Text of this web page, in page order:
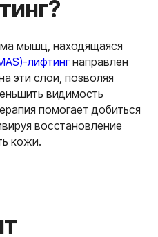
мышц, находящаяся
лифтингнаправлен
эти слои, позволяя
видимость
помогает добиться
восстановление
кожи.